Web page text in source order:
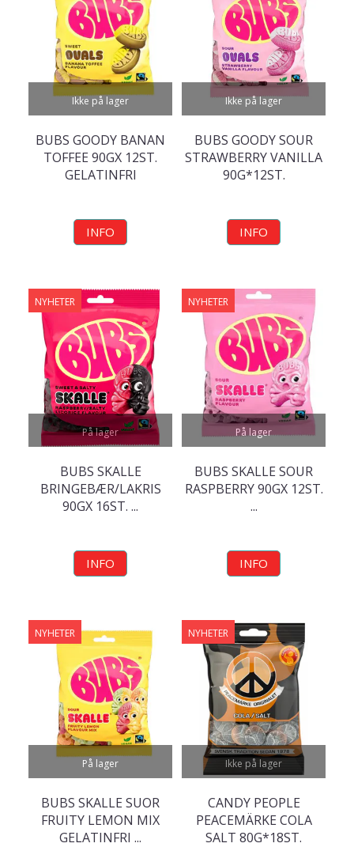
Ikke på lager
BUBS GOODY BANAN
TOFFEE 90GX 12ST.
GELATINFRI
INFO
Ikke på lager
BUBS GOODY SOUR
STRAWBERRY VANILLA
90G*12ST.
INFO
På lager
NYHETER
BUBS SKALLE
BRINGEBÆR/LAKRIS
90GX 16ST. ...
INFO
På lager
NYHETER
BUBS SKALLE SOUR
RASPBERRY 90GX 12ST.
...
INFO
På lager
NYHETER
BUBS SKALLE SUOR
FRUITY LEMON MIX
GELATINFRI ...
Ikke på lager
NYHETER
CANDY PEOPLE
PEACEMÄRKE COLA
SALT 80G*18ST.